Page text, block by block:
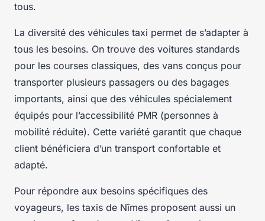
tous.
La diversité des véhicules taxi permet de s’adapter à
tous les besoins. On trouve des voitures standards
pour les courses classiques, des vans conçus pour
transporter plusieurs passagers ou des bagages
importants, ainsi que des véhicules spécialement
équipés pour l’accessibilité PMR (personnes à
mobilité réduite). Cette variété garantit que chaque
client bénéficiera d’un transport confortable et
adapté.
Pour répondre aux besoins spécifiques des
voyageurs, les taxis de Nîmes proposent aussi un